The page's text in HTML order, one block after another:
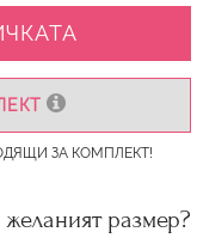
ЗА КОМПЛЕКТ!
размер?